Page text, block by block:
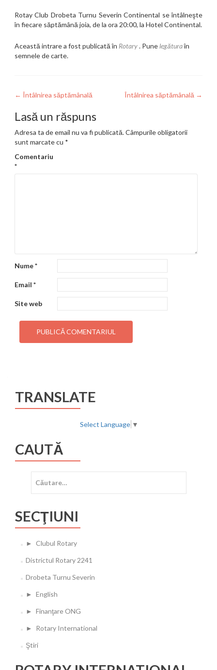
Rotay Club Drobeta Turnu Severin Continental se întâlneşte
în fiecare săptămână joia, de la ora 20:00, la Hotel Continental.
Această intrare a fost publicată în Rotary. Punelegăturaîn
semnele de carte.
Navigare
în
articole
← Întâlnirea săptămânală Întâlnirea săptămânală →
Lasă un răspuns
Adresa ta de email nu va fi publicată.Câmpurile obligatorii
sunt marcate cu *
Comentariu
*
Nume*
Email *
Site web
TRANSLATE
Select Language ▼
CAUTĂ
după:
SECŢIUNI
► Clubul Rotary
Districtul Rotary 2241
Drobeta Turnu Severin
► English
► Finanţare ONG
► Rotary International
Ştiri